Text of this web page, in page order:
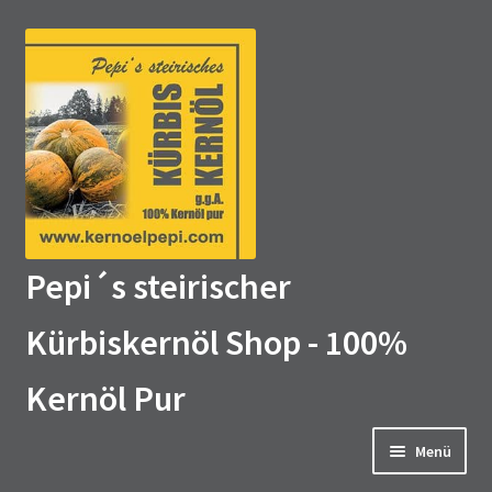
Zur
Navigation
springen
Zum
springen
Pepi´s steirischer
Kürbiskernöl Shop - 100%
Kernöl Pur
Menü